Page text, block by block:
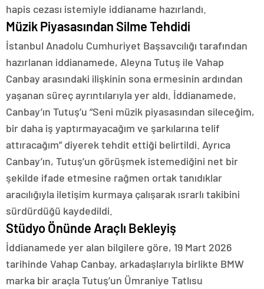
hapis cezası istemiyle iddianame hazırlandı.
Müzik Piyasasından Silme Tehdidi
İstanbul Anadolu Cumhuriyet Başsavcılığı tarafından
hazırlanan iddianamede, Aleyna Tutuş ile Vahap
Canbay arasındaki ilişkinin sona ermesinin ardından
yaşanan süreç ayrıntılarıyla yer aldı. İddianamede,
Canbay’ın Tutuş’u “Seni müzik piyasasından sileceğim,
bir daha iş yaptırmayacağım ve şarkılarına telif
attıracağım” diyerek tehdit ettiği belirtildi. Ayrıca
Canbay’ın, Tutuş’un görüşmek istemediğini net bir
şekilde ifade etmesine rağmen ortak tanıdıklar
aracılığıyla iletişim kurmaya çalışarak ısrarlı takibini
sürdürdüğü kaydedildi.
Stüdyo Önünde Araçlı Bekleyiş
İddianamede yer alan bilgilere göre, 19 Mart 2026
tarihinde Vahap Canbay, arkadaşlarıyla birlikte BMW
marka bir araçla Tutuş’un Ümraniye Tatlısu